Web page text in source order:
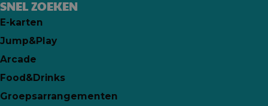
SNEL ZOEKEN
E-karten
Jump&Play
Arcade
Food&Drinks
Groepsarrangementen